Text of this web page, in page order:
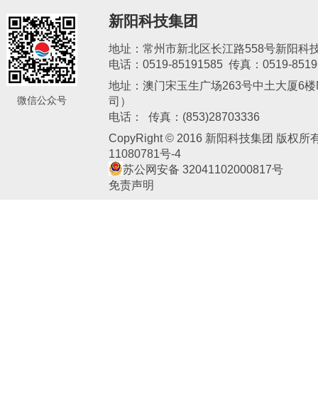
微信公众号
新阳科技集团
地址：常州市新北区长江路558号新阳科
电话：0519-85191585 传真：0519-
地址：澳门宋玉生广场263号中土大厦6
司）
电话： 传真：(853)28703336
CopyRight © 2016 新阳科技集团 版权所
11080781号-4
苏公网安备 32041102000817号
免责声明
新阳电子交易中心